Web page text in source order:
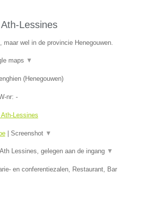
Lessines
wel in de provincie Henegouwen.
maps ▼
(Henegouwen)
nr: -
Lessines
| Screenshot ▼
Lessines, gelegen aan de ingang ▼
en conferentiezalen, Restaurant, Bar